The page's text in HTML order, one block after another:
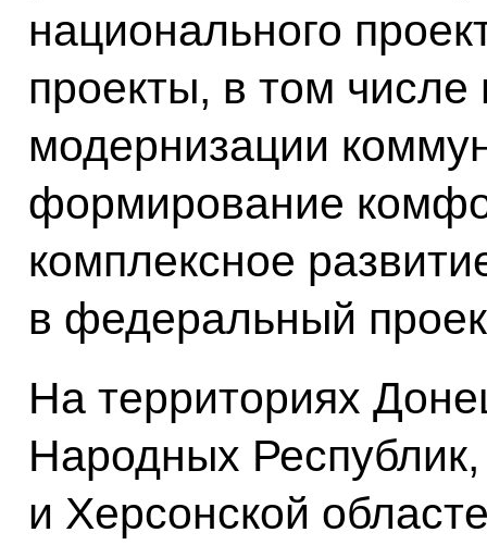
национального
проекты, в том
модернизации
формирование
комплексное
в федеральный
На территориях
Народных
и Херсонской